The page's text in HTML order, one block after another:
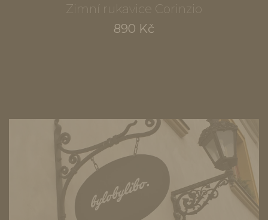
Zimní rukavice Corinzio
890 Kč